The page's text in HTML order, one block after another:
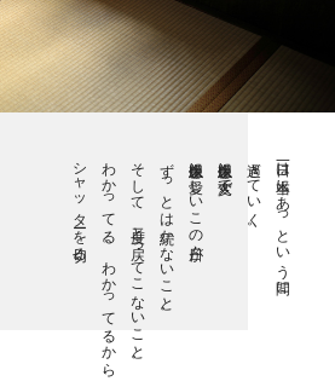
一日は本当にあっという間に
過ぎていく。
想像以上に大変で、
想像以上に愛しいこの日々が、
ずっとは続かないこと。
そして、二度と戻ってこないこと。
わかってる。わかってるから、
シャッターを切る。